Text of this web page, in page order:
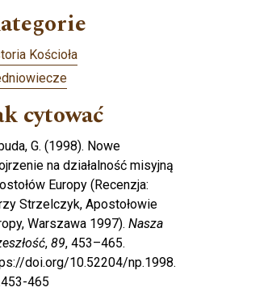
Kościoła
cytować
G. (1998). Nowe
na działalność misyjną
Europy (Recenzja:
Strzelczyk, Apostołowie
Warszawa 1997). Nasza
, 89, 453–465.
doi.org/10.52204/np.1998.
465